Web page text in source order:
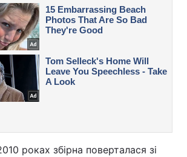
роках збірна поверталася зі